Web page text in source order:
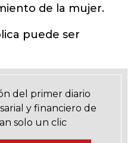
de la mujer.
puede ser
del primer diario
y financiero de
solo un clic